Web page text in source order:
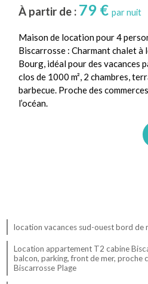
À partir de : 79 €par nuit
Maison de location pour 4
Biscarrosse : Charmant chalet à
Bourg, idéal pour des vacances
clos de 1000 m², 2 chambres,
barbecue. Proche des
l’océan.
location vacances sud-ouest bord de
Location appartement T2 cabine
balcon, parking, front de mer, proche
Biscarrosse Plage